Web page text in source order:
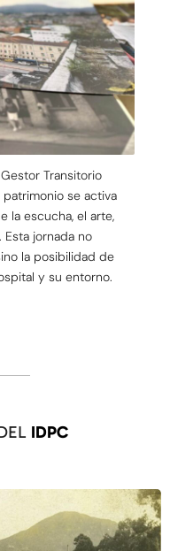
Transitorio
patrimonio se activa
la escucha, el arte,
jornada no
la posibilidad de
y su entorno.
IDPC